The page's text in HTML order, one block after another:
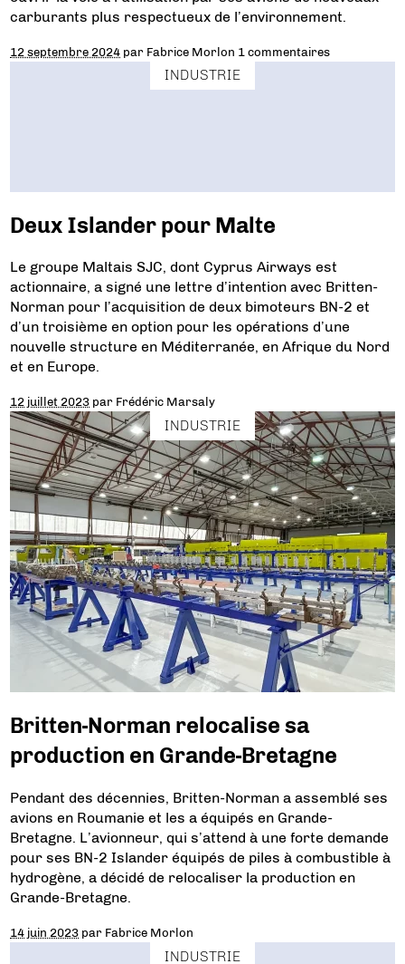
carburants plus respectueux de l’environnement.
12 septembre 2024 par Fabrice Morlon 1 commentaires
INDUSTRIE
Deux Islander pour Malte
Le groupe Maltais SJC, dont Cyprus Airways est
actionnaire, a signé une lettre d’intention avec Britten-
Norman pour l’acquisition de deux bimoteurs BN-2 et
d’un troisième en option pour les opérations d’une
nouvelle structure en Méditerranée, en Afrique du Nord
et en Europe.
12 juillet 2023 par Frédéric Marsaly
INDUSTRIE
Britten-Norman relocalise sa
production en Grande-Bretagne
Pendant des décennies, Britten-Norman a assemblé ses
avions en Roumanie et les a équipés en Grande-
Bretagne. L’avionneur, qui s’attend à une forte demande
pour ses BN-2 Islander équipés de piles à combustible à
hydrogène, a décidé de relocaliser la production en
Grande-Bretagne.
14 juin 2023 par Fabrice Morlon
INDUSTRIE